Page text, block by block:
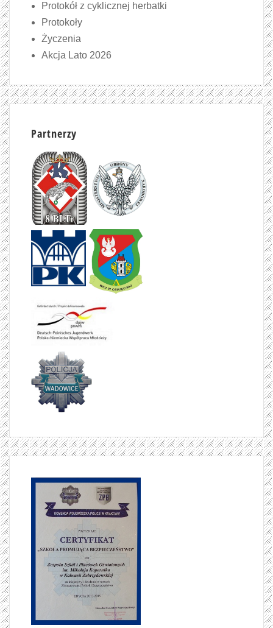
Protokół z cyklicznej herbatki
Protokoły
Życzenia
Akcja Lato 2026
Partnerzy